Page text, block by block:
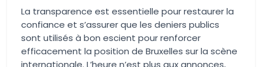
La transparence est essentielle pour restaurer la
confiance et s’assurer que les deniers publics
sont utilisés à bon escient pour renforcer
efficacement la position de Bruxelles sur la scène